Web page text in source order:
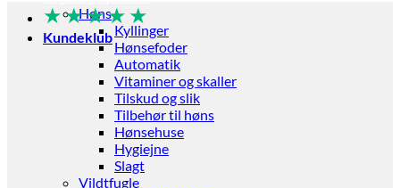
Høns
Kyllinger
Hønsefoder
Automatik
Vitaminer og skaller
Tilskud og slik
Tilbehør til høns
Hønsehuse
Hygiejne
Slagt
Vildtfugle
★★★★ ★
Kundeklub